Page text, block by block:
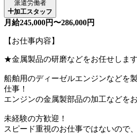
派遣労働者
加工スタッフ
月給245,000円〜286,000円
【お仕事内容】
★金属製品の研磨などをお任せしま
船舶用のディーゼルエンジンなどを
仕事！
エンジンの金属製部品の加工などを
未経験の方歓迎！
スピード重視のお仕事ではないので、